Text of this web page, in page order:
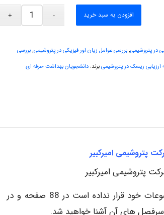
افزودن به سبد خرید
در پتروشیمی,بررسی عوامل زیان اور فیزیکی در پتروشیمی,بررسی
ارزیابی ریسک در پتروشیمیبرند: دانشجویان بهداشت حرفه ای
پتروشیمی امیرکبیر
پتروشیمی امیرکبیر
این گزارش کاراموزی چون هیچ گونه مبحث اضافی را در موضوعات خود قرار نداده است در 88 صفحه و در